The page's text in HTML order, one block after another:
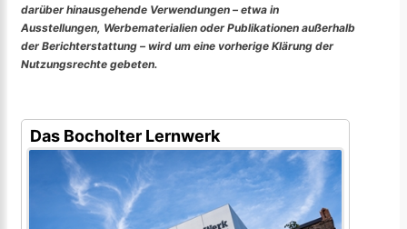
darüber hinausgehende Verwendungen – etwa in
Ausstellungen, Werbematerialien oder Publikationen außerhalb
der Berichterstattung – wird um eine vorherige Klärung der
Nutzungsrechte gebeten.
Das Bocholter Lernwerk